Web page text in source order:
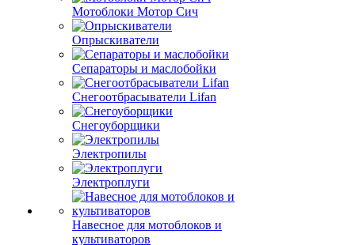
Мотоблоки Мотор Сич
Опрыскиватели
Сепараторы и маслобойки
Снегоотбрасыватели Lifan
Снегоуборщики
Электропилы
Электроплуги
Навесное для мотоблоков и
культиваторов